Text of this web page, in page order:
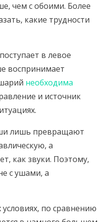
чем с обоими. Более
какие трудности
в левое
воспринимает
необходима
и источник
лишь превращают
а
как звуки. Поэтому,
с ушами, а
по сравнению